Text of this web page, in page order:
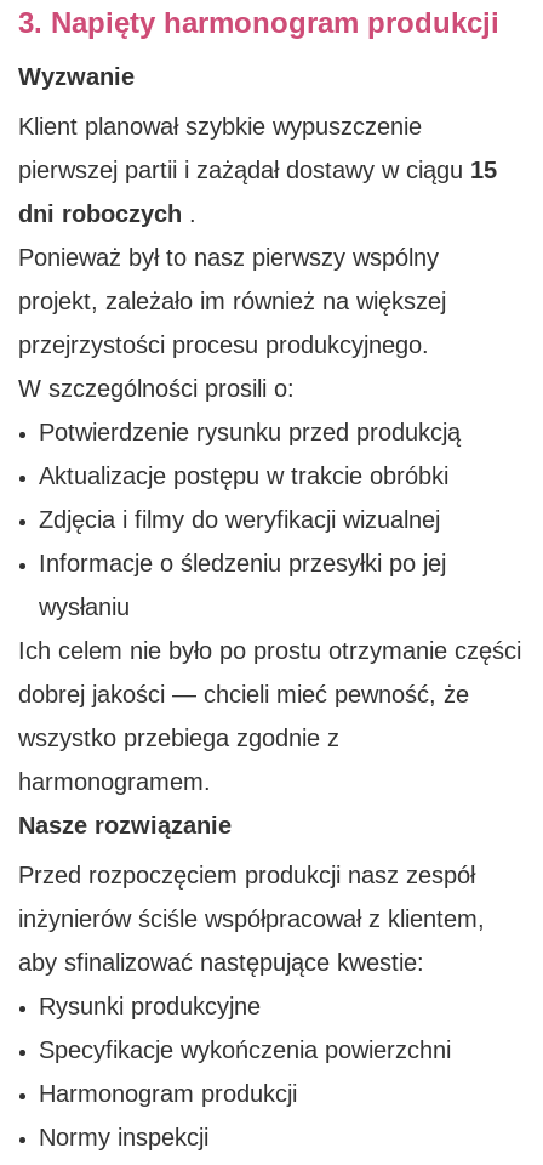
3. Napięty harmonogram produkcji
Wyzwanie
Klient planował szybkie wypuszczenie
pierwszej partii i zażądał dostawy w ciągu 15
dni roboczych .
Ponieważ był to nasz pierwszy wspólny
projekt, zależało im również na większej
przejrzystości procesu produkcyjnego.
W szczególności prosili o:
Potwierdzenie rysunku przed produkcją
Aktualizacje postępu w trakcie obróbki
Zdjęcia i filmy do weryfikacji wizualnej
Informacje o śledzeniu przesyłki po jej
wysłaniu
Ich celem nie było po prostu otrzymanie części
dobrej jakości — chcieli mieć pewność, że
wszystko przebiega zgodnie z
harmonogramem.
Nasze rozwiązanie
Przed rozpoczęciem produkcji nasz zespół
inżynierów ściśle współpracował z klientem,
aby sfinalizować następujące kwestie:
Rysunki produkcyjne
Specyfikacje wykończenia powierzchni
Harmonogram produkcji
Normy inspekcji